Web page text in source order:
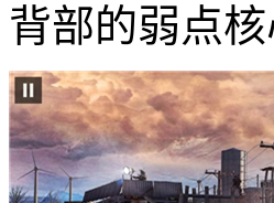
背部的弱点核